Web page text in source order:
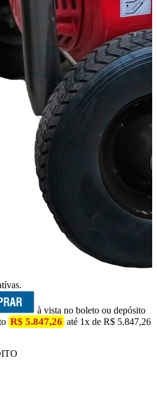
à vista no boleto ou depósito
R$ 5.847,26 até 1x de R$ 5.847,26